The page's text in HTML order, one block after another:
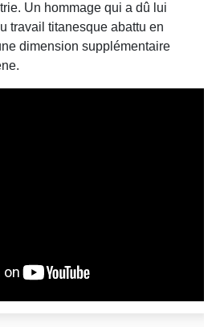
Un hommage qui a dû lui
travail titanesque abattu en
dimension supplémentaire